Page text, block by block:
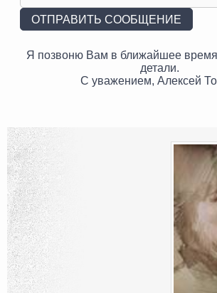
Я позвоню Вам в ближайшее
детали.
С уважением, Алексей